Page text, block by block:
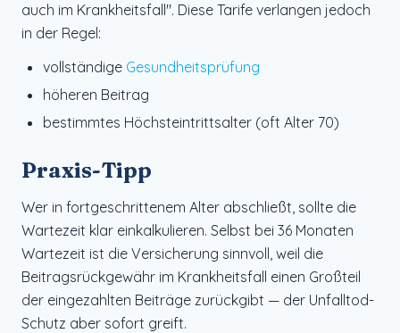
auch im Krankheitsfall". Diese Tarife verlangen jedoch
in der Regel:
vollständige Gesundheitsprüfung
höheren Beitrag
bestimmtes Höchsteintrittsalter (oft Alter 70)
Praxis-Tipp
Wer in fortgeschrittenem Alter abschließt, sollte die
Wartezeit klar einkalkulieren. Selbst bei 36 Monaten
Wartezeit ist die Versicherung sinnvoll, weil die
Beitragsrückgewähr im Krankheitsfall einen Großteil
der eingezahlten Beiträge zurückgibt — der Unfalltod-
Schutz aber sofort greift.